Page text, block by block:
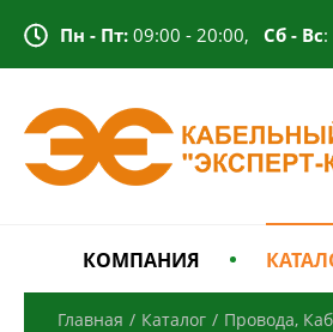
Пн - Пт: 09:00 - 20:00, Сб - Вс
КОМПАНИЯ
Главная / Каталог / Провода,